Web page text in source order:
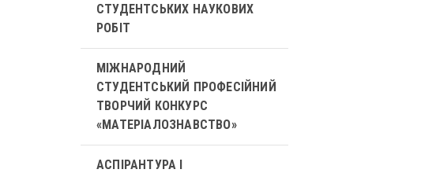
СТУДЕНТСЬКИХ НАУКОВИХ
РОБІТ
МІЖНАРОДНИЙ
СТУДЕНТСЬКИЙ ПРОФЕСІЙНИЙ
ТВОРЧИЙ КОНКУРС
«МАТЕРІАЛОЗНАВСТВО»
АСПІРАНТУРА І